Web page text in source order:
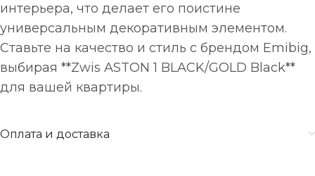
интерьера, что делает его поистине
универсальным декоративным элементом.
Ставьте на качество и стиль с брендом Emibig,
выбирая **Zwis ASTON 1 BLACK/GOLD Black**
для вашей квартиры.
Оплата и доставка